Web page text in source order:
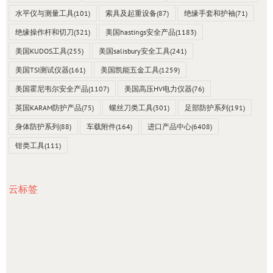
水平仪与测量工具(101) 索具及起重设备(87) 绝缘手套和护袖(71)
绝缘操作杆和切刀(321) 美国hastings安全产品(1183)
美国KUDOS工具(255) 美国salisbury安全工具(241)
美国TSI测试仪器(161) 美国凯能五金工具(1259)
美国霍尼韦尔安全产品(1107) 美国高压HV电力仪器(76)
英国KARAM防护产品(75) 螺丝刀类工具(301) 足部防护系列(191)
身体防护系列(88) 车载附件(164) 进口产品中心(6408)
钳类工具(111)
云标签